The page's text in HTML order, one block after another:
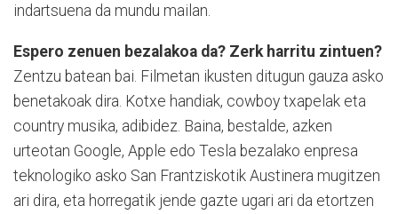
indartsuena da mundu mailan.
Espero zenuen bezalakoa da? Zerk harritu zintuen?
Zentzu batean bai. Filmetan ikusten ditugun gauza asko
benetakoak dira. Kotxe handiak, cowboy txapelak eta
country musika, adibidez. Baina, bestalde, azken
urteotan Google, Apple edo Tesla bezalako enpresa
teknologiko asko San Frantziskotik Austinera mugitzen
ari dira, eta horregatik jende gazte ugari ari da etortzen